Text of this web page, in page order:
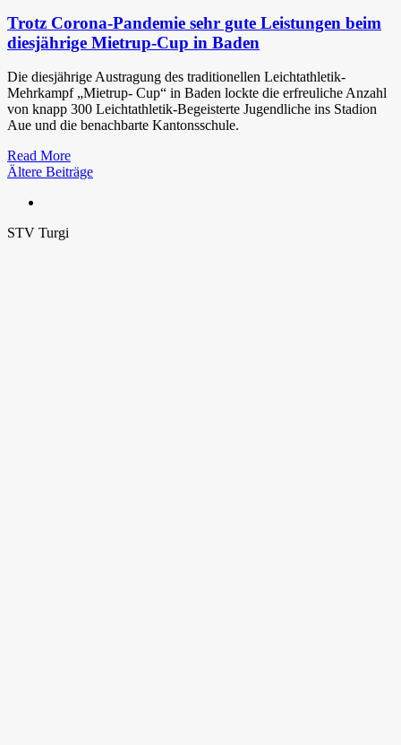
Trotz Corona-Pandemie sehr gute Leistungen beim
diesjährige Mietrup-Cup in Baden
Die diesjährige Austragung des traditionellen Leichtathletik-
Mehrkampf „Mietrup- Cup“ in Baden lockte die erfreuliche Anzahl
von knapp 300 Leichtathletik-Begeisterte Jugendliche ins Stadion
Aue und die benachbarte Kantonsschule.
Read More
Beitragsnavigation
Ältere Beiträge
STV Turgi